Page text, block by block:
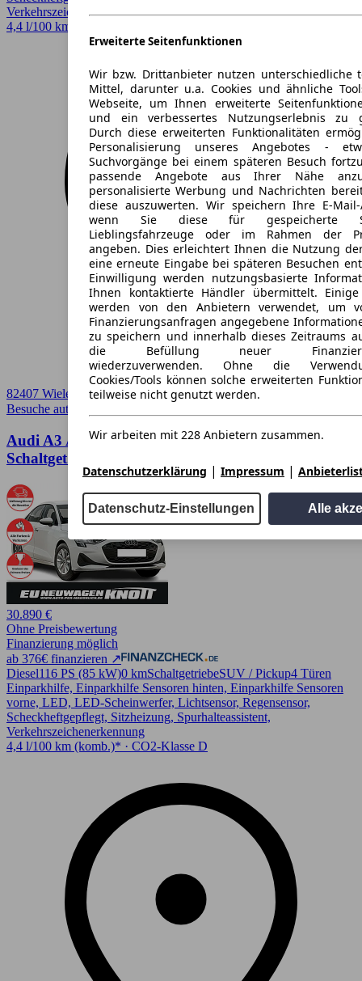
Erweiterte Seitenfunktionen
Wir bzw. Drittanbieter nutzen unterschiedliche
Mittel, darunter u.a. Cookies und ähnliche
Webseite, um Ihnen erweiterte
und ein verbessertes Nutzungserlebnis zu
Durch diese erweiterten Funktionalitäten
Personalisierung unseres Angebotes -
Suchvorgänge bei einem späteren Besuch
passende Angebote aus Ihrer Nähe
personalisierte Werbung und Nachrichten
diese auszuwerten. Wir speichern Ihre E-Mail-
wenn Sie diese für gespeicherte
Lieblingsfahrzeuge oder im Rahmen der
angeben. Dies erleichtert Ihnen die Nutzung
eine erneute Eingabe bei späteren Besuchen
Einwilligung werden nutzungsbasierte
Ihnen kontaktierte Händler übermittelt. Einige
werden von den Anbietern verwendet, um
Finanzierungsanfragen angegebene
zu speichern und innerhalb dieses Zeitraums
die Befüllung neuer
wiederzuverwenden. Ohne die
Cookies/Tools können solche erweiterten
teilweise nicht genutzt werden.
Wir arbeiten mit 228 Anbietern zusammen.
Datenschutzerklärung | Impressum |
Datenschutz-Einstellungen Alle
Verkehrszeichenerkennung
4,4 l/100 km (komb.)* · CO2-Klasse D
82407 Wielenbach
Besuche autoscout24.de
Audi A3 Audi A3 Limousine TDI 85 kW 116PS
Schaltget. MJ 2027
30.890 €
Ohne Preisbewertung
Finanzierung möglich
ab 376€ finanzieren ↗
Diesel116 PS (85 kW)0 kmSchaltgetriebeSUV / Pickup4 Türen
Einparkhilfe, Einparkhilfe Sensoren hinten, Einparkhilfe Sensoren
vorne, LED, LED-Scheinwerfer, Lichtsensor, Regensensor,
Scheckheftgepflegt, Sitzheizung, Spurhalteassistent,
Verkehrszeichenerkennung
4,4 l/100 km (komb.)* · CO2-Klasse D